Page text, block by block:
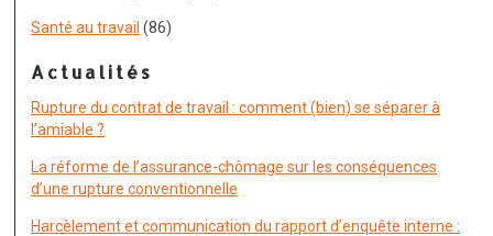
Santé au travail (86)
Actualités
Rupture du contrat de travail : comment (bien) se séparer à
l’amiable ?
La réforme de l’assurance-chômage sur les conséquences
d’une rupture conventionnelle
Harcèlement et communication du rapport d’enquête interne :